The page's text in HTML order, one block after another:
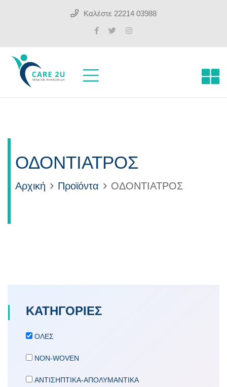
Καλέστε 22214 03988
ΟΔΟΝΤΙΑΤΡΟΣ
Αρχική Προϊόντα ΟΔΟΝΤΙΑΤΡΟΣ
ΚΑΤΗΓΟΡΙΕΣ
ΟΛΕΣ
NON-WOVEN
ΑΝΤΙΣΗΠΤΙΚΑ-ΑΠΟΛΥΜΑΝΤΙΚΑ